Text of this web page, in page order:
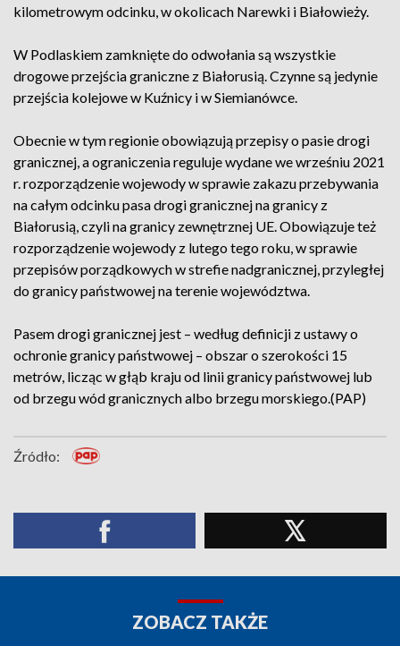
kilometrowym odcinku, w okolicach Narewki i Białowieży.
W Podlaskiem zamknięte do odwołania są wszystkie
drogowe przejścia graniczne z Białorusią. Czynne są jedynie
przejścia kolejowe w Kuźnicy i w Siemianówce.
Obecnie w tym regionie obowiązują przepisy o pasie drogi
granicznej, a ograniczenia reguluje wydane we wrześniu 2021
r. rozporządzenie wojewody w sprawie zakazu przebywania
na całym odcinku pasa drogi granicznej na granicy z
Białorusią, czyli na granicy zewnętrznej UE. Obowiązuje też
rozporządzenie wojewody z lutego tego roku, w sprawie
przepisów porządkowych w strefie nadgranicznej, przyległej
do granicy państwowej na terenie województwa.
Pasem drogi granicznej jest – według definicji z ustawy o
ochronie granicy państwowej – obszar o szerokości 15
metrów, licząc w głąb kraju od linii granicy państwowej lub
od brzegu wód granicznych albo brzegu morskiego.(PAP)
Źródło:
ZOBACZ TAKŻE